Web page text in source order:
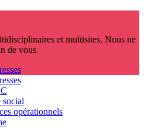
et multisites. Nous ne
de vous.
social
opérationnels